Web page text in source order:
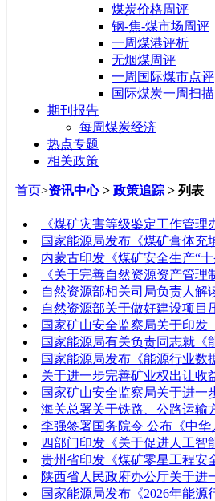
煤炭价格周评
钢-焦-煤市场周评
一周煤港评析
无烟煤周评
一周国际煤市点评
国际煤炭一周扫描
期刊报告
每周煤炭经济
热点专题
相关政策
首页>资讯中心> 政策追踪 > 列表
《煤矿灾害等级鉴定工作管理
国家能源局发布《煤矿膏体充
内蒙古印发《煤矿安全生产“
《关于完善自然资源资产管
自然资源部相关司局负责人解
自然资源部关于做好建设项目
国家矿山安全监察局关于印发
国家能源局有关负责同志就《
国家能源局发布《能源行业数
关于进一步完善矿业权出让收
国家矿山安全监察局关于进一
海关总署关于铁路、公路运输
李强签署国务院令 公布《中华
四部门印发《关于促进人工智
贵州省印发《煤矿零星工程安
陕西省人民政府办公厅关于进
国家能源局发布《2026年能源